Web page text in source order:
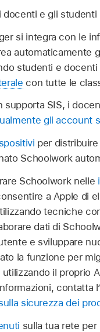
docenti e gli
si integra con le
automaticamente
studenti e
con tutte le
supporta SIS, i
gli account
per
Schoolwork
Schoolwork nelle
a Apple di
tecniche
dati di
e sviluppare
la funzione per
il proprio
contatta
sicurezza dei
sulla tua rete